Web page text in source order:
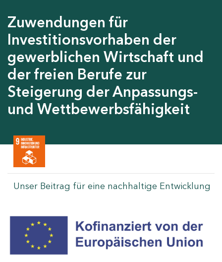
Zuwendungen für
Investitionsvorhaben der
gewerblichen Wirtschaft und
der freien Berufe zur
Steigerung der Anpassungs-
und Wettbewerbsfähigkeit
Unser Beitrag für eine nachhaltige Entwicklung